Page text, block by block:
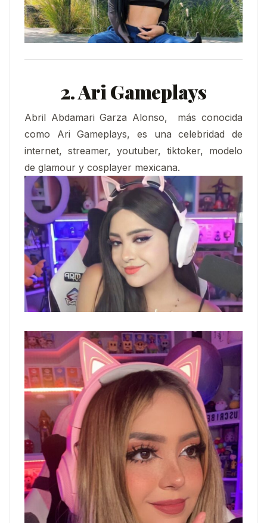
2. Ari Gameplays
Abril Abdamari Garza Alonso, ​ más conocida
como Ari Gameplays, es una celebridad de
internet, streamer, youtuber, tiktoker, modelo
de glamour y cosplayer mexicana.